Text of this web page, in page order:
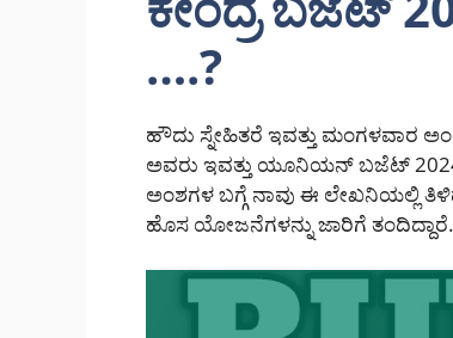
….?
ಹೌದು ಸ್ನೇಹಿತರೆ ಇವತ್ತು ಮಂಗಳವಾರ
ಅವರು ಇವತ್ತು ಯೂನಿಯನ್ ಬಜೆಟ್
ಅಂಶಗಳ ಬಗ್ಗೆ ನಾವು ಈ ಲೇಖನಿಯಲ್ಲಿ
ಹೊಸ ಯೋಜನೆಗಳನ್ನು ಜಾರಿಗೆ ತಂದಿದ್ದಾರೆ.